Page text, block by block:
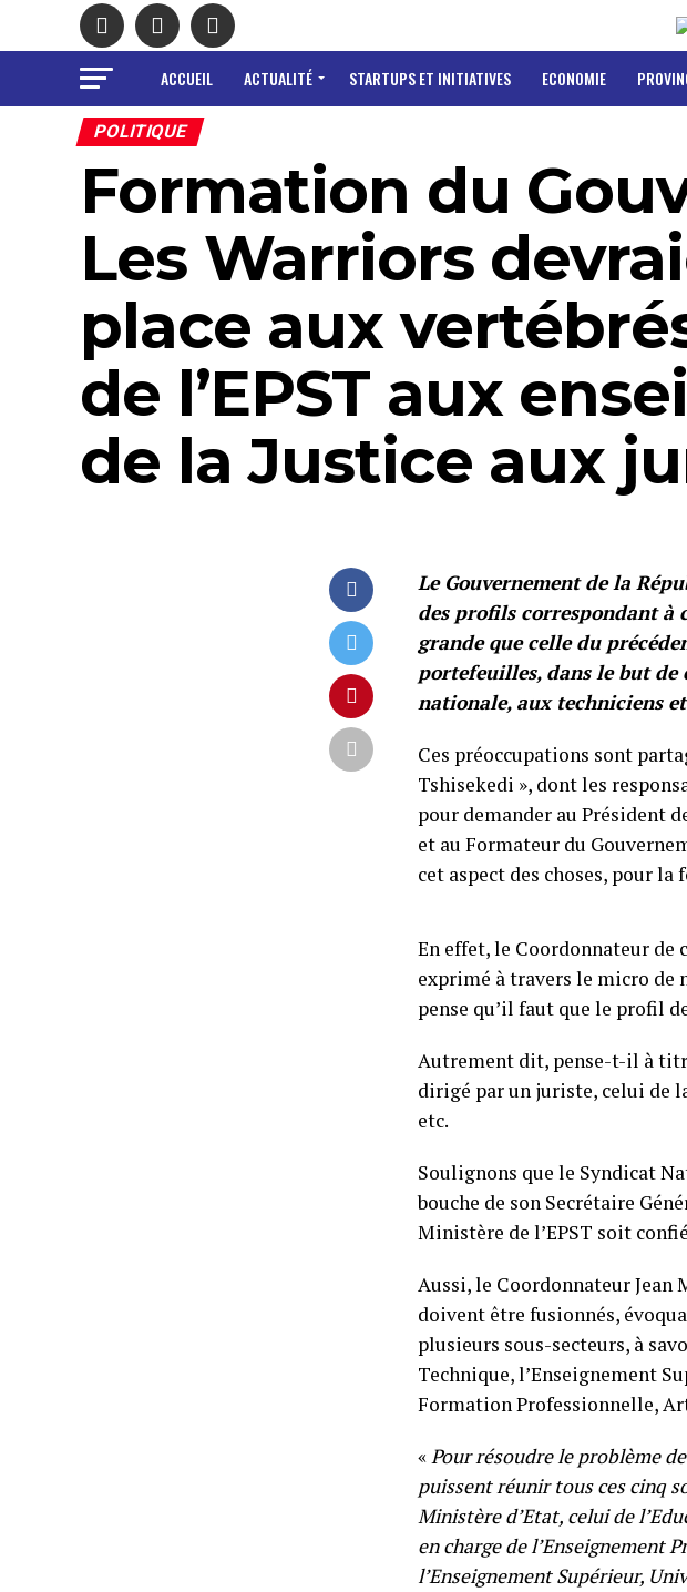
ACCUEIL ACTUALITÉ STARTUPS ET INITIATIVES ECONOMIE
POLITIQUE
Formation du
Les Warriors
place aux
de l’EPST aux
de la Justice aux
Le Gouvernement de la
des profils correspondant à
grande que celle du
portefeuilles, dans le but de
nationale, aux techniciens
Ces préoccupations sont
Tshisekedi », dont les
pour demander au Président
et au Formateur du
cet aspect des choses, pour
En effet, le Coordonnateur de
exprimé à travers le micro de
pense qu’il faut que le profil
Autrement dit, pense-t-il à
dirigé par un juriste, celui de
etc.
Soulignons que le Syndicat
bouche de son Secrétaire
Ministère de l’EPST soit
Aussi, le Coordonnateur
doivent être fusionnés,
plusieurs sous-secteurs, à
Technique, l’Enseignement
Formation Professionnelle,
«Pour résoudre le problème
puissent réunir tous ces cinq
Ministère d’Etat, celui de
en charge de l’Enseignement
l’Enseignement Supérieur,